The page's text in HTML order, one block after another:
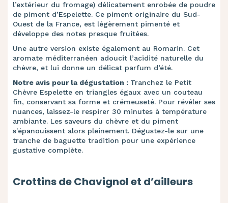
l’extérieur du fromage) délicatement enrobée de poudre
de piment d’Espelette. Ce piment originaire du Sud-
Ouest de la France, est légèrement pimenté et
développe des notes presque fruitées.
Une autre version existe également au Romarin. Cet
aromate méditerranéen adoucit l’acidité naturelle du
chèvre, et lui donne un délicat parfum d’été.
Notre avis pour la dégustation : Tranchez le Petit
Chèvre Espelette en triangles égaux avec un couteau
fin, conservant sa forme et crémeuseté. Pour révéler ses
nuances, laissez-le respirer 30 minutes à température
ambiante. Les saveurs du chèvre et du piment
s'épanouissent alors pleinement. Dégustez-le sur une
tranche de baguette tradition pour une expérience
gustative complète.
Crottins de Chavignol et d’ailleurs